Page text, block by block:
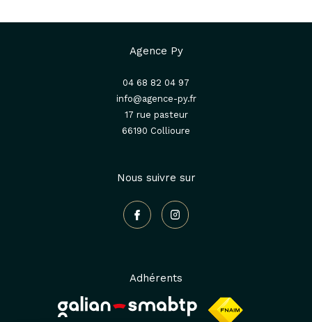
Agence Py
04 68 82 04 97
info@agence-py.fr
17 rue pasteur
66190
collioure
Nous suivre sur
Adhérents